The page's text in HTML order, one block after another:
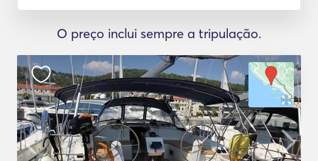
O preço inclui sempre a tripulação.